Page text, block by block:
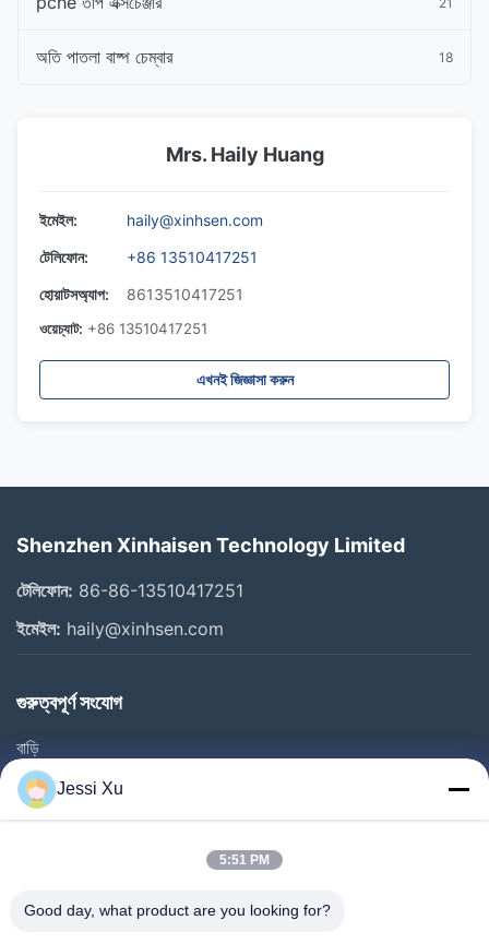
অতি পাতলা বাষ্প চেম্বার 18
Mrs. Haily Huang
ইমেইল:
haily@xinhsen.com
টেলিফোন:
+86 13510417251
হোয়াটসঅ্যাপ:
8613510417251
ওয়েচ্যাট: +86 13510417251
এখনই জিজ্ঞাসা করুন
Shenzhen Xinhaisen Technology Limited
টেলিফোন: 86-86-13510417251
ইমেইল: haily@xinhsen.com
গুরুত্বপূর্ণ সংযোগ
বাড়ি
পণ্য
ভিডিও
কারখানা ভ্রমণ
Jessi Xu
5:51 PM
Good day, what product are you looking for?